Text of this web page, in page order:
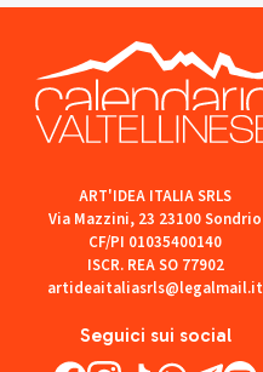
Seguici sui social
ART'IDEA ITALIA SRLS
Via Mazzini, 23 23100 Sondrio
CF/PI 01035400140
ISCR. REA SO 77902
artideaitaliasrls@legalmail.it